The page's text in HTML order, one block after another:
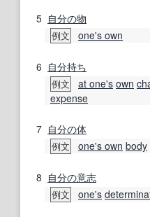
5 自分の物
例文 one's own
6 自分持ち
例文 at one's own
expense
7 自分の体
例文 one's own body
8 自分の意志
例文 one's